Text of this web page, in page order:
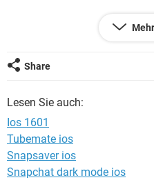
LG Share
Lesen Sie auch:
Ios 1601
Tubemate ios
Snapsaver ios
Snapchat dark mode ios